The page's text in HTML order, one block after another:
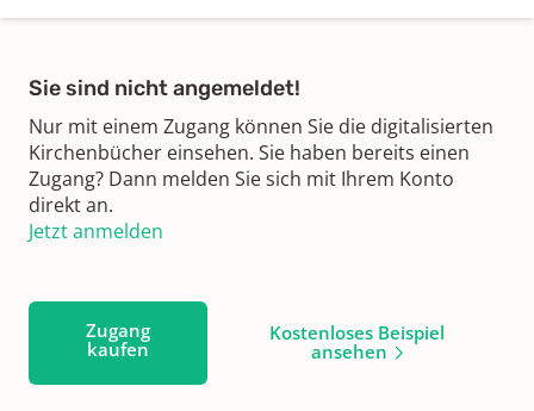
Sie sind nicht angemeldet!
Nur mit einem Zugang können Sie die digitalisierten
Kirchenbücher einsehen. Sie haben bereits einen
Zugang? Dann melden Sie sich mit Ihrem Konto
direkt an.
Jetzt anmelden
Zugang
kaufen
Kostenloses Beispiel
ansehen